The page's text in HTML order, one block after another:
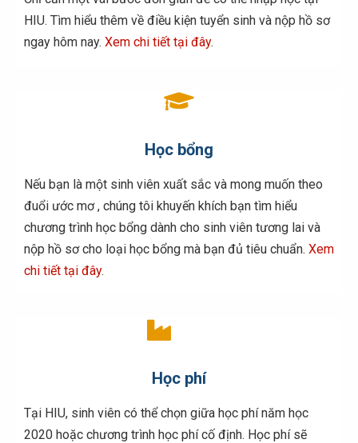
HIU. Tìm hiểu thêm về điều kiện tuyển sinh và nộp hồ sơ
ngay hôm nay. Xem chi tiết tại đây.
Học bổng
Nếu bạn là một sinh viên xuất sắc và mong muốn theo
đuổi ước mơ , chúng tôi khuyến khích bạn tìm hiểu
chương trình học bổng dành cho sinh viên tương lai và
nộp hồ sơ cho loại học bổng mà bạn đủ tiêu chuẩn. Xem
chi tiết tại đây.
Học phí
Tại HIU, sinh viên có thể chọn giữa học phí năm học
2020 hoặc chương trình học phí cố định. Học phí sẽ